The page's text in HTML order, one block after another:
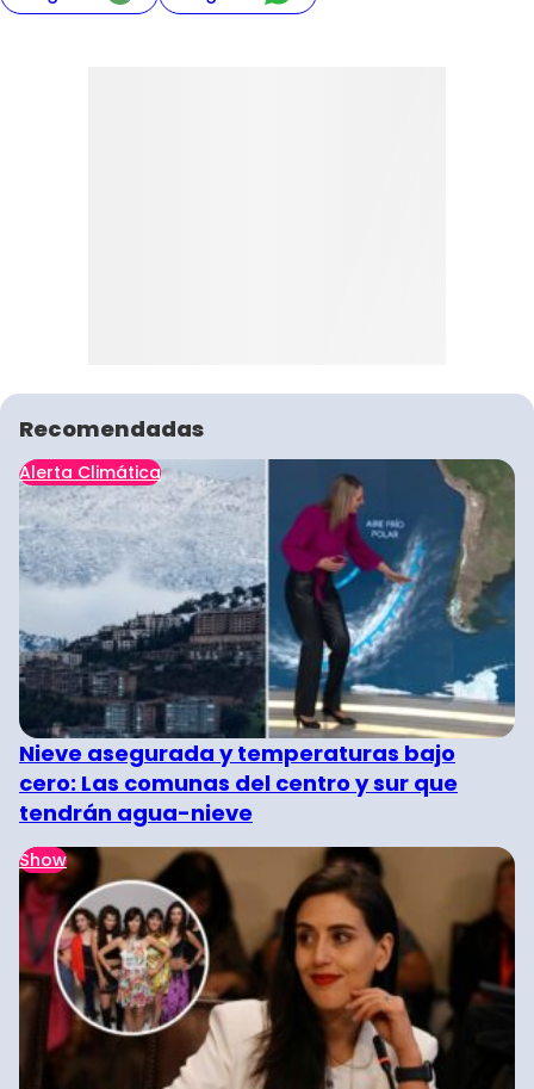
Recomendadas
Alerta Climática
Nieve asegurada y temperaturas bajo
cero: Las comunas del centro y sur que
tendrán agua-nieve
Show